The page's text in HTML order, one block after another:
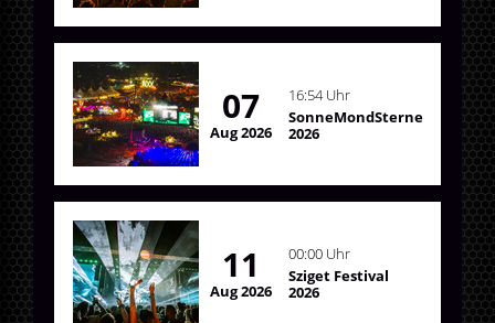
07
Aug 2026
16:54 Uhr
SonneMondSterne
2026
11
Aug 2026
00:00 Uhr
Sziget Festival
2026